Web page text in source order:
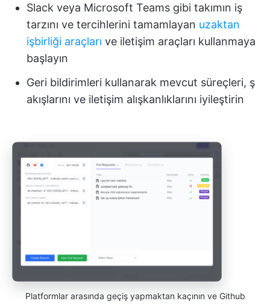
Slack veya Microsoft Teams gibi takımın iş
tarzını ve tercihlerini tamamlayan uzaktan
işbirliği araçları ve iletişim araçları kullanmaya
başlayın
Geri bildirimleri kullanarak mevcut süreçleri, ş
akışlarını ve iletişim alışkanlıklarını iyileştirin
Platformlar arasında geçiş yapmaktan kaçının ve Github